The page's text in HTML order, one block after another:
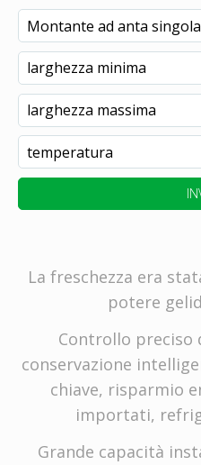
La freschezza era
potere
Controllo preciso
conservazione
chiave, risparmio
importati,
Grande capacità